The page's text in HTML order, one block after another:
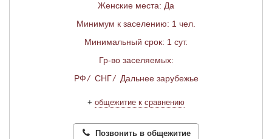
Женские места: Да
Минимум к заселению: 1 чел.
Минимальный срок: 1 сут.
Гр-во заселяемых:
РФ/ СНГ/ Дальнее зарубежье
+ общежитие к сравнению
Позвонить в общежитие